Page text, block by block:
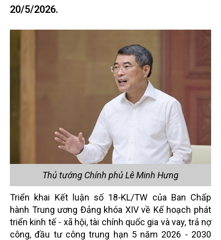
20/5/2026.
Thủ tướng Chính phủ Lê Minh Hưng
Triển khai Kết luận số 18-KL/TW của Ban Chấp
hành Trung ương Đảng khóa XIV về Kế hoạch phát
triển kinh tế - xã hội, tài chính quốc gia và vay, trả nợ
công, đầu tư công trung hạn 5 năm 2026 - 2030